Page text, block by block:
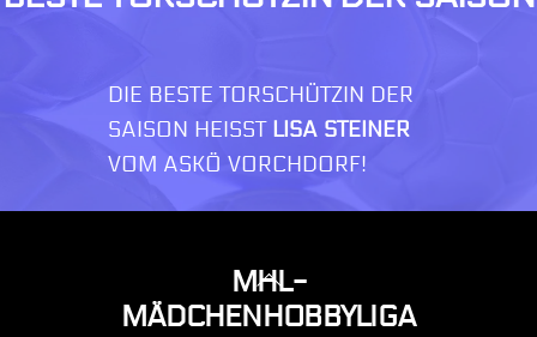
DIE BESTE TORSCHÜTZIN DER
SAISON HEISST LISA STEINER
VOM ASKÖ VORCHDORF!
BACK
TO
MHL-
MÄDCHENHOBBYLIGA